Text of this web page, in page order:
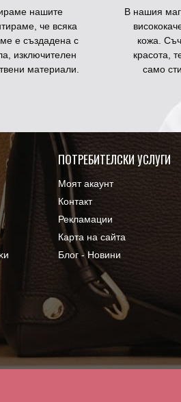
нашите
че всяка
е създадена с
изключителен
материали.
В нашия
кожа.
красота,
само
ПОТРЕБИТЕЛСКИ УСЛУГИ
Моят акаунт
Контакт
Рекламации
Карта на сайта
Блог - Новини